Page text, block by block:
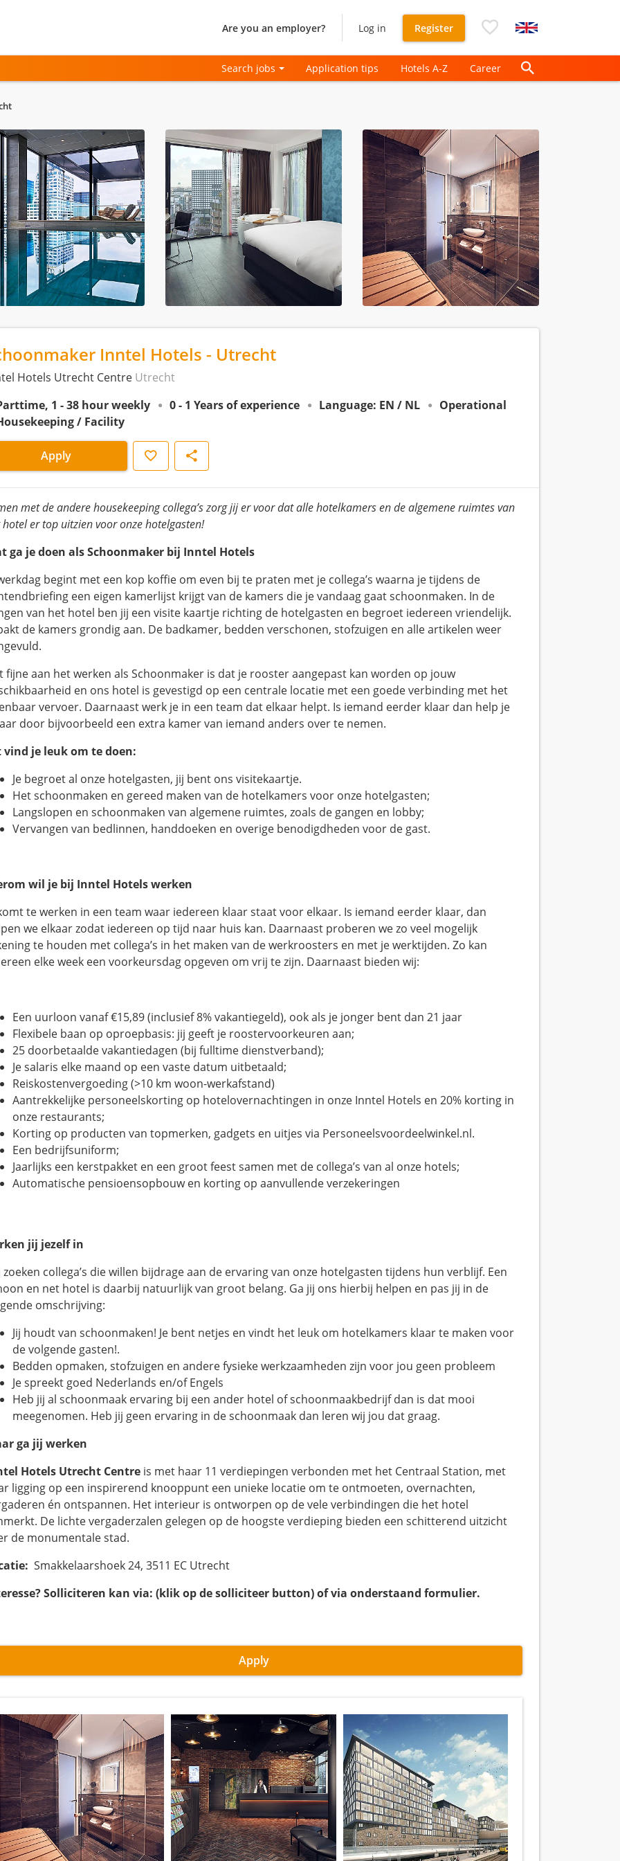
Are you an employer? Log in Register
Search jobs Application tips Hotels A-Z Career
Inntel Hotels - Utrecht
Hotels Utrecht Centre Utrecht
1 - 38 hour weekly
0 - 1 Years of experience Language: EN / NL
Operational
/ Facility
Apply Save Share
met de andere housekeeping collega’s zorg jij er voor dat alle hotelkamers en de algemene ruimtes van
hotel er top uitzien voor onze hotelgasten!
ga je doen als Schoonmaker bij Inntel Hotels
begint met een kop koffie om even bij te praten met je collega’s waarna je tijdens de
een eigen kamerlijst krijgt van de kamers die je vandaag gaat schoonmaken. In de
van het hotel ben jij een visite kaartje richting de hotelgasten en begroet iedereen vriendelijk.
de kamers grondig aan. De badkamer, bedden verschonen, stofzuigen en alle artikelen weer
fijne aan het werken als Schoonmaker is dat je rooster aangepast kan worden op jouw
en ons hotel is gevestigd op een centrale locatie met een goede verbinding met het
vervoer. Daarnaast werk je in een team dat elkaar helpt. Is iemand eerder klaar dan help je
door bijvoorbeeld een extra kamer van iemand anders over te nemen.
vind je leuk om te doen:
Je begroet al onze hotelgasten, jij bent ons visitekaartje.
Het schoonmaken en gereed maken van de hotelkamers voor onze hotelgasten;
Langslopen en schoonmaken van algemene ruimtes, zoals de gangen en lobby;
Vervangen van bedlinnen, handdoeken en overige benodigdheden voor de gast.
wil je bij Inntel Hotels werken
te werken in een team waar iedereen klaar staat voor elkaar. Is iemand eerder klaar, dan
we elkaar zodat iedereen op tijd naar huis kan. Daarnaast proberen we zo veel mogelijk
te houden met collega’s in het maken van de werkroosters en met je werktijden. Zo kan
elke week een voorkeursdag opgeven om vrij te zijn. Daarnaast bieden wij:
Een uurloon vanaf €15,89 (inclusief 8% vakantiegeld), ook als je jonger bent dan 21 jaar
Flexibele baan op oproepbasis: jij geeft je roostervoorkeuren aan;
25 doorbetaalde vakantiedagen (bij fulltime dienstverband);
Je salaris elke maand op een vaste datum uitbetaald;
Reiskostenvergoeding (>10 km woon-werkafstand)
Aantrekkelijke personeelskorting op hotelovernachtingen in onze Inntel Hotels en 20% korting in
onze restaurants;
Korting op producten van topmerken, gadgets en uitjes via Personeelsvoordeelwinkel.nl.
Een bedrijfsuniform;
Jaarlijks een kerstpakket en een groot feest samen met de collega’s van al onze hotels;
Automatische pensioensopbouw en korting op aanvullende verzekeringen
jij jezelf in
zoeken collega’s die willen bijdrage aan de ervaring van onze hotelgasten tijdens hun verblijf. Een
en net hotel is daarbij natuurlijk van groot belang. Ga jij ons hierbij helpen en pas jij in de
omschrijving:
Jij houdt van schoonmaken! Je bent netjes en vindt het leuk om hotelkamers klaar te maken voor
de volgende gasten!.
Bedden opmaken, stofzuigen en andere fysieke werkzaamheden zijn voor jou geen probleem
Je spreekt goed Nederlands en/of Engels
Heb jij al schoonmaak ervaring bij een ander hotel of schoonmaakbedrijf dan is dat mooi
meegenomen. Heb jij geen ervaring in de schoonmaak dan leren wij jou dat graag.
ga jij werken
Hotels Utrecht Centre is met haar 11 verdiepingen verbonden met het Centraal Station, met
ligging op een inspirerend knooppunt een unieke locatie om te ontmoeten, overnachten,
én ontspannen. Het interieur is ontworpen op de vele verbindingen die het hotel
De lichte vergaderzalen gelegen op de hoogste verdieping bieden een schitterend uitzicht
de monumentale stad.
Smakkelaarshoek 24, 3511 EC Utrecht
Solliciteren kan via: (klik op de solliciteer button) of via onderstaand formulier.
Apply